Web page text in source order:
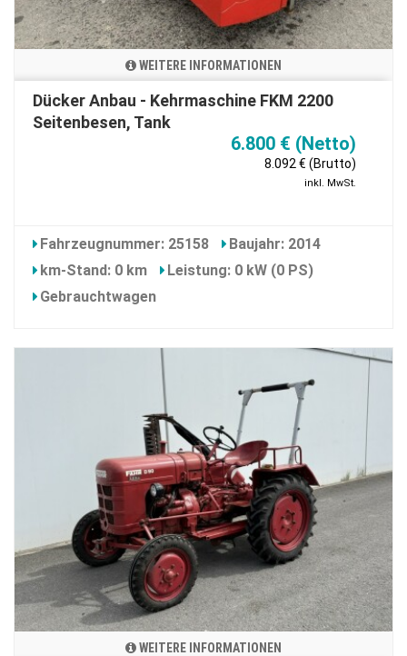
WEITERE INFORMATIONEN
Dücker Anbau - Kehrmaschine FKM 2200
Seitenbesen, Tank
6.800 € (Netto)
8.092 € (Brutto)
inkl. MwSt.
Fahrzeugnummer: 25158
Baujahr: 2014
km-Stand: 0 km
Leistung: 0 kW (0 PS)
Gebrauchtwagen
WEITERE INFORMATIONEN